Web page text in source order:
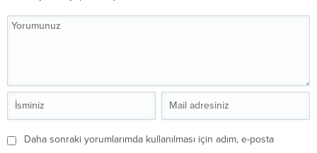
Daha sonraki yorumlarımda kullanılması için adım, e-posta